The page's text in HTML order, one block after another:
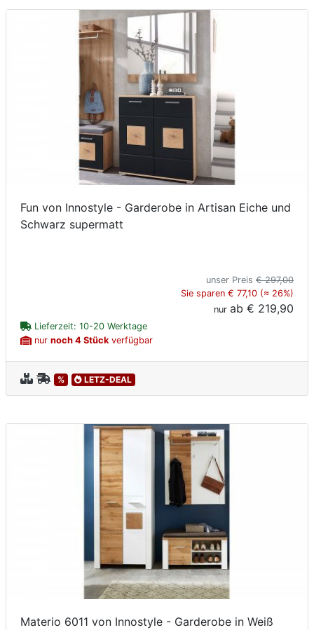
Fun von Innostyle - Garderobe in Artisan Eiche und
Schwarz supermatt
unser Preis € 297,00
Sie sparen € 77,10 (≈ 26%)
nur ab € 219,90
Lieferzeit: 10-20 Werktage
nur noch 4 Stückverfügbar
% LETZ-DEAL
Materio 6011 von Innostyle - Garderobe in Weiß
Finanzierung
Markenwelt